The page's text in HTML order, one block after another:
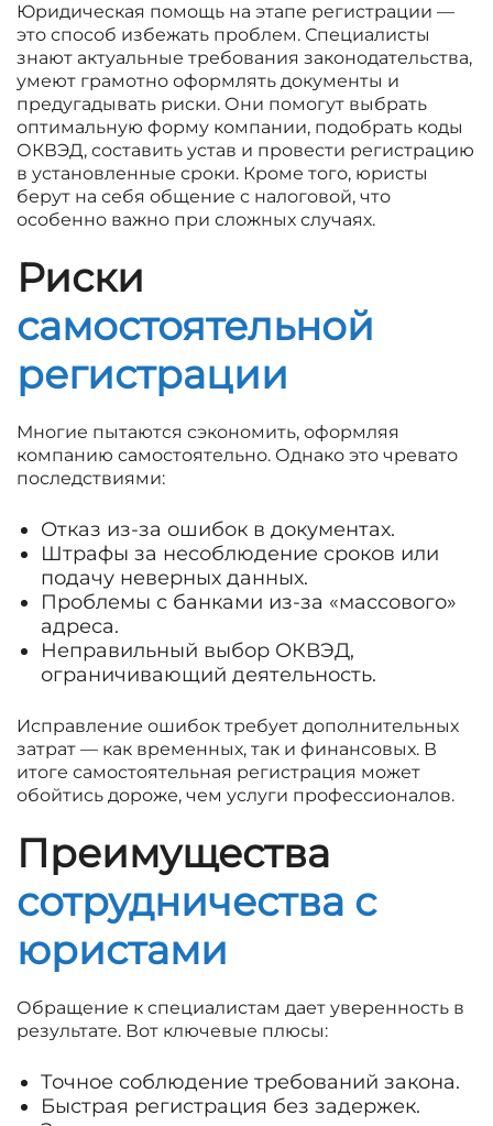
Юридическая помощь на этапе регистрации —
это способ избежать проблем. Специалисты
знают актуальные требования законодательства,
умеют грамотно оформлять документы и
предугадывать риски. Они помогут выбрать
оптимальную форму компании, подобрать коды
ОКВЭД, составить устав и провести регистрацию
в установленные сроки. Кроме того, юристы
берут на себя общение с налоговой, что
особенно важно при сложных случаях.
Риски
самостоятельной
регистрации
Многие пытаются сэкономить, оформляя
компанию самостоятельно. Однако это чревато
последствиями:
Отказ из-за ошибок в документах.
Штрафы за несоблюдение сроков или
подачу неверных данных.
Проблемы с банками из-за «массового»
адреса.
Неправильный выбор ОКВЭД,
ограничивающий деятельность.
Исправление ошибок требует дополнительных
затрат — как временных, так и финансовых. В
итоге самостоятельная регистрация может
обойтись дороже, чем услуги профессионалов.
Преимущества
сотрудничества с
юристами
Обращение к специалистам дает уверенность в
результате. Вот ключевые плюсы:
Точное соблюдение требований закона.
Быстрая регистрация без задержек.